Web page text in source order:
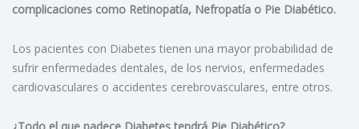
complicaciones como Retinopatía, Nefropatía o Pie Diabético.
Los pacientes con Diabetes tienen una mayor probabilidad de
sufrir enfermedades dentales, de los nervios, enfermedades
cardiovasculares o accidentes cerebrovasculares, entre otros.